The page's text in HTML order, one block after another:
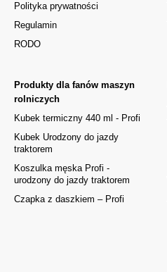
Polityka prywatności
Regulamin
RODO
Produkty dla fanów maszyn
rolniczych
Kubek termiczny 440 ml - Profi
Kubek Urodzony do jazdy
traktorem
Koszulka męska Profi -
urodzony do jazdy traktorem
Czapka z daszkiem – Profi